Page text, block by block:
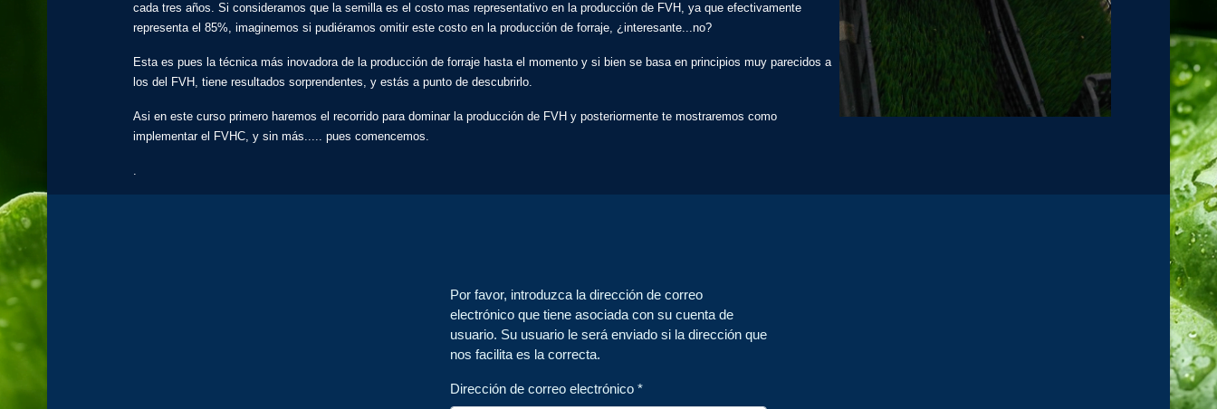
cada tres años. Si consideramos que la semilla es el costo mas representativo en la producción de FVH, ya que efectivamente
representa el 85%, imaginemos si pudiéramos omitir este costo en la producción de forraje, ¿interesante...no?
Esta es pues la técnica más inovadora de la producción de forraje hasta el momento y si bien se basa en principios muy parecidos a
los del FVH, tiene resultados sorprendentes, y estás a punto de descubrirlo.
Asi en este curso primero haremos el recorrido para dominar la producción de FVH y posteriormente te mostraremos como
implementar el FVHC, y sin más..... pues comencemos.
.
Por favor, introduzca la dirección de correo
electrónico que tiene asociada con su cuenta de
usuario. Su usuario le será enviado si la dirección que
nos facilita es la correcta.
Dirección de correo electrónico *